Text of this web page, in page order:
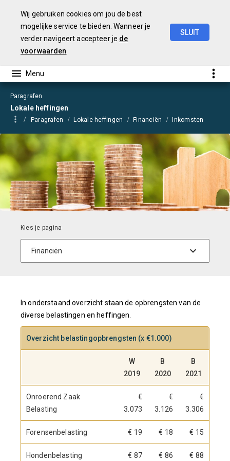
Paragrafen
Lokale heffingen
Paragrafen Lokale heffingen Financiën Inkomsten
In onderstaand overzicht staan de opbrengsten van de
diverse belastingen en heffingen.
Overzicht belastingopbrengsten (x €1.000)
W
2019
B
2020
B
2021
Onroerend Zaak
Belasting
€
3.073
€
3.126
€
3.306
Forensenbelasting € 19 € 18 € 15
Hondenbelasting € 87 € 86 € 88
Wij gebruiken cookies om jou de best
mogelijke service te bieden. Wanneer je
verder navigeert accepteer je de
voorwaarden
SLUIT